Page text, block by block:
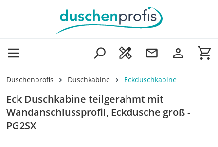
Zum Hauptinhalt springen
Duschenprofis Duschkabine Eckduschkabine
Eck Duschkabine teilgerahmt mit
Wandanschlussprofil, Eckdusche groß -
PG2SX